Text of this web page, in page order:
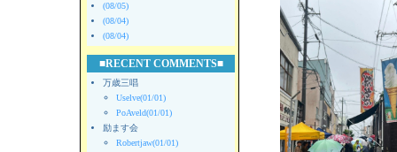
(08/05)
(08/04)
(08/04)
■RECENT COMMENTS■
万歳三唱
Uselve(01/01)
PoAveld(01/01)
励ます会
Robertjaw(01/01)